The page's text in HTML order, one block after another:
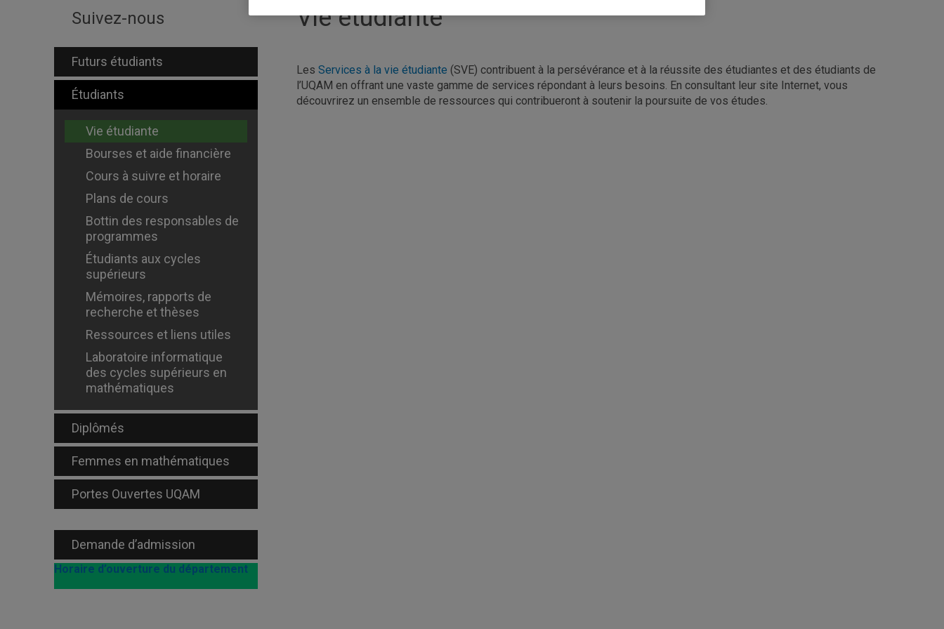
Suivez-nous
Futurs étudiants
Étudiants
Vie étudiante
Bourses et aide financière
Cours à suivre et horaire
Plans de cours
Bottin des responsables de
programmes
Étudiants aux cycles
supérieurs
Mémoires, rapports de
recherche et thèses
Ressources et liens utiles
Laboratoire informatique
des cycles supérieurs en
mathématiques
Diplômés
Femmes en mathématiques
Portes Ouvertes UQAM
Demande d’admission
Horaire d’ouverture du département
Vie étudiante
Les Services à la vie étudiante (SVE) contribuent à la persévérance et à la réussite des étudiantes et des étudiants de
l’UQAM en offrant une vaste gamme de services répondant à leurs besoins. En consultant leur site Internet, vous
découvrirez un ensemble de ressources qui contribueront à soutenir la poursuite de vos études.